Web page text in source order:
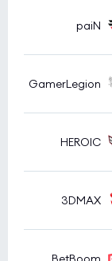
paiN
GamerLegion
HEROIC
3DMAX